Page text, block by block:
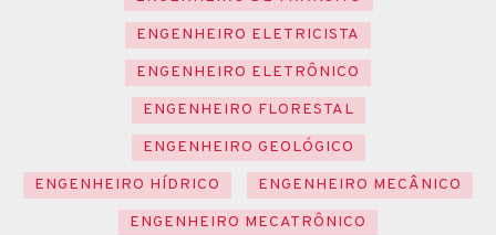
ENGENHEIRO ELETRICISTA
ENGENHEIRO ELETRÔNICO
ENGENHEIRO FLORESTAL
ENGENHEIRO GEOLÓGICO
ENGENHEIRO HÍDRICO
ENGENHEIRO MECÂNICO
ENGENHEIRO MECATRÔNICO